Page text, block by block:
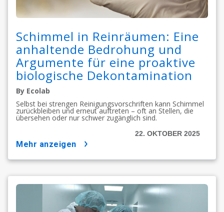
Schimmel in Reinräumen: Eine
anhaltende Bedrohung und
Argumente für eine proaktive
biologische Dekontamination
By Ecolab
Selbst bei strengen Reinigungsvorschriften kann Schimmel
zurückbleiben und erneut auftreten – oft an Stellen, die
übersehen oder nur schwer zugänglich sind.
22. OKTOBER 2025
mehr anzeigen